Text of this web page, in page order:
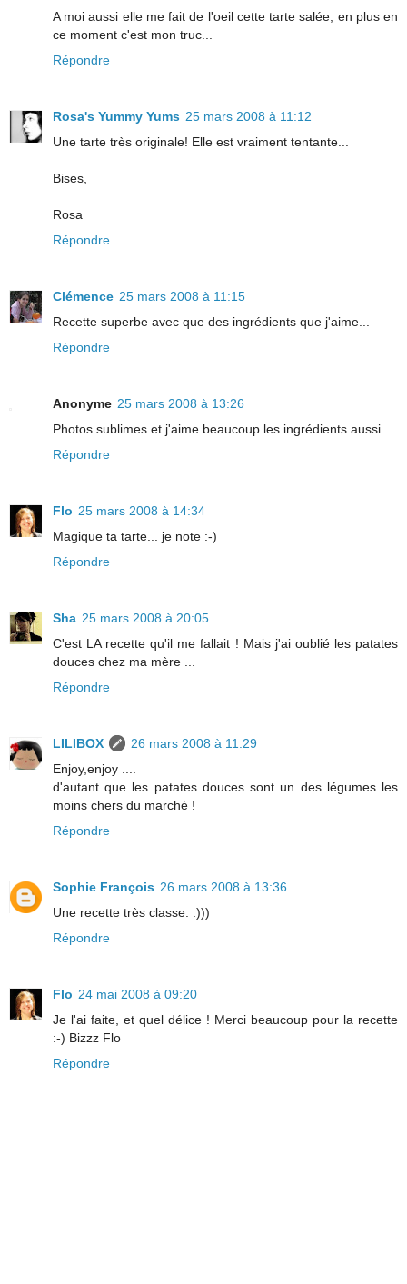
A moi aussi elle me fait de l'oeil cette tarte salée, en plus en
ce moment c'est mon truc...
Répondre
Rosa's Yummy Yums 25 mars 2008 à 11:12
Une tarte très originale! Elle est vraiment tentante...
Bises,
Rosa
Répondre
Clémence 25 mars 2008 à 11:15
Recette superbe avec que des ingrédients que j'aime...
Répondre
Anonyme 25 mars 2008 à 13:26
Photos sublimes et j'aime beaucoup les ingrédients aussi...
Répondre
Flo 25 mars 2008 à 14:34
Magique ta tarte... je note :-)
Répondre
Sha 25 mars 2008 à 20:05
C'est LA recette qu'il me fallait ! Mais j'ai oublié les patates
douces chez ma mère ...
Répondre
LILIBOX
26 mars 2008 à 11:29
Enjoy,enjoy ....
d'autant que les patates douces sont un des légumes les
moins chers du marché !
Répondre
Sophie François 26 mars 2008 à 13:36
Une recette très classe. :)))
Répondre
Flo 24 mai 2008 à 09:20
Je l'ai faite, et quel délice ! Merci beaucoup pour la recette
:-) Bizzz Flo
Répondre